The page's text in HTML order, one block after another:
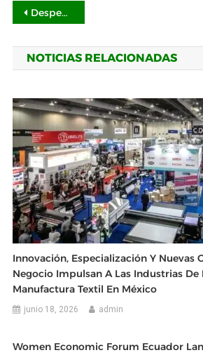
Navegación
de
entradas
Despegar ofrece tips para planear y adquirir viajes de forma segura
NOTICIAS RELACIONADAS
Innovación, Especialización Y Nuevas
Negocio Impulsan A Las Industrias De
Manufactura Textil En México
junio 18, 2026 admin
Women Economic Forum Ecuador